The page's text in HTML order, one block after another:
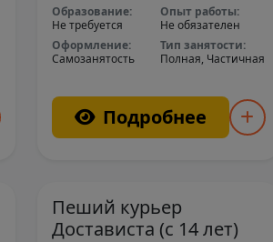
Образование:
Не требуется
Опыт работы:
Не обязателен
Оформление:
Самозанятость
Тип занятости:
Полная, Частичная
Подробнее
Пеший курьер
Достависта (с 14 лет)